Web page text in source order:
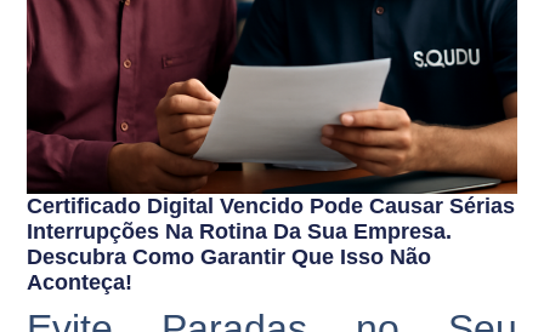
Certificado Digital Vencido Pode Causar Sérias
Interrupções Na Rotina Da Sua Empresa.
Descubra Como Garantir Que Isso Não
Aconteça!